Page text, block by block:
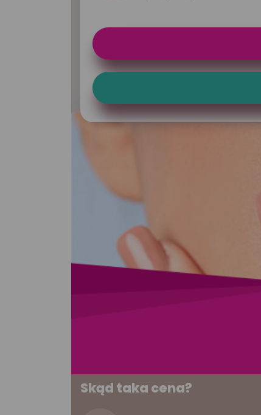
Skąd taka cena?